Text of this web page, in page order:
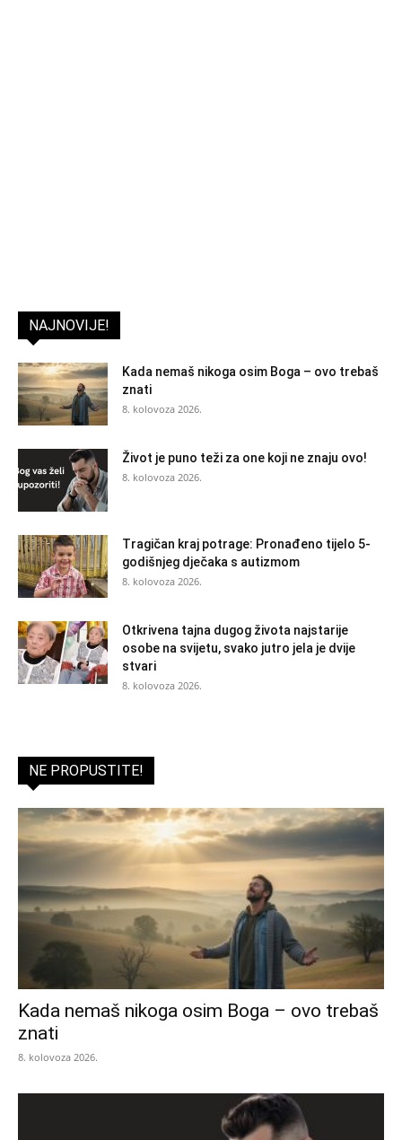
NAJNOVIJE!
Kada nemaš nikoga osim Boga – ovo trebaš
znati
8. kolovoza 2026.
Život je puno teži za one koji ne znaju ovo!
8. kolovoza 2026.
Tragičan kraj potrage: Pronađeno tijelo 5-
godišnjeg dječaka s autizmom
8. kolovoza 2026.
Otkrivena tajna dugog života najstarije
osobe na svijetu, svako jutro jela je dvije
stvari
8. kolovoza 2026.
NE PROPUSTITE!
Kada nemaš nikoga osim Boga – ovo trebaš
znati
8. kolovoza 2026.